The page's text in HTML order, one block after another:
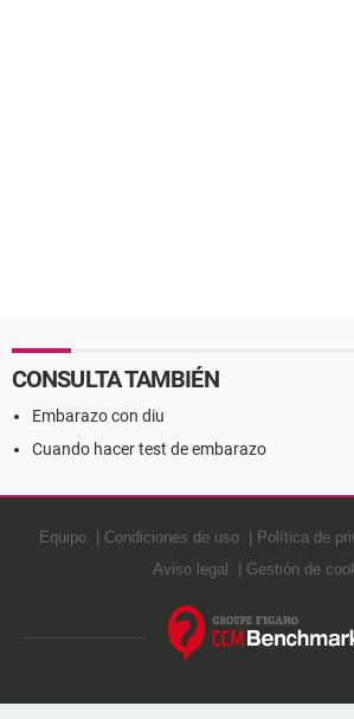
CONSULTA TAMBIÉN
Embarazo con diu
Cuando hacer test de embarazo
Equipo Condiciones de uso Política de
Aviso legal
Gestión de